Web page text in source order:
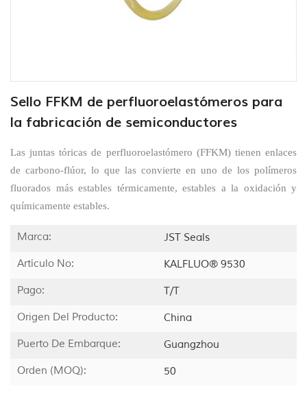
Sello FFKM de perfluoroelastómeros para
la fabricación de semiconductores
Las juntas tóricas de perfluoroelastómero (FFKM) tienen enlaces
de carbono-flúor, lo que las convierte en uno de los polímeros
fluorados más estables térmicamente, estables a la oxidación y
químicamente estables.
Marca:
JST Seals
Artículo No:
KALFLUO® 9530
Pago:
T/T
Origen Del Producto:
China
Puerto De Embarque:
Guangzhou
Orden (MOQ):
50